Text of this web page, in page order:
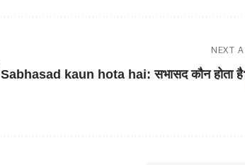
NEXT
Sabhasad kaun hota hai: सभासद कौन होता